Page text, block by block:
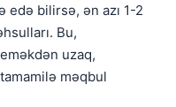
bilirsə, ən azı 1-2
Bu,
uzaq,
məqbul